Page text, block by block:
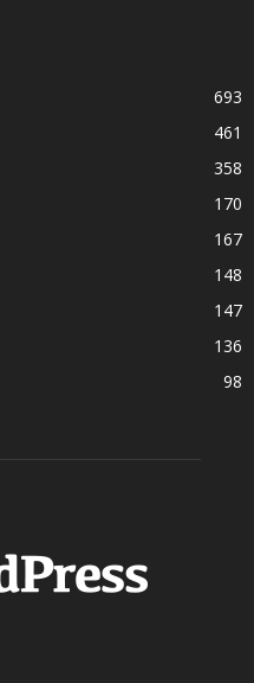
693
461
358
170
167
148
147
136
98